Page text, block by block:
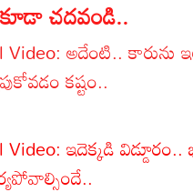
చదవండి..
Video: అదేంటి.. కారును
కష్టం..
ఇదెక్కడి